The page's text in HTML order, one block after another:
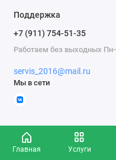
Главная Услуги
Поддержка
+7 (911) 754-51-35
Работаем без выходных Пн-
servis_2016@mail.ru
Мы в сети